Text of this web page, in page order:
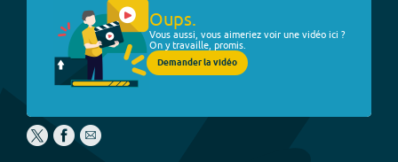
Oups.
Vous aussi, vous aimeriez voir une vidéo ici ?
On y travaille, promis.
Demander la vidéo